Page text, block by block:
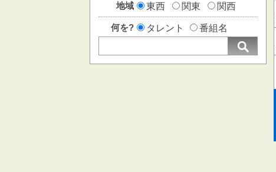
地域 東西 関東 関西
何を? タレント 番組名